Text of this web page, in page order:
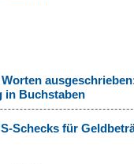
in Buchstaben
Schecks für